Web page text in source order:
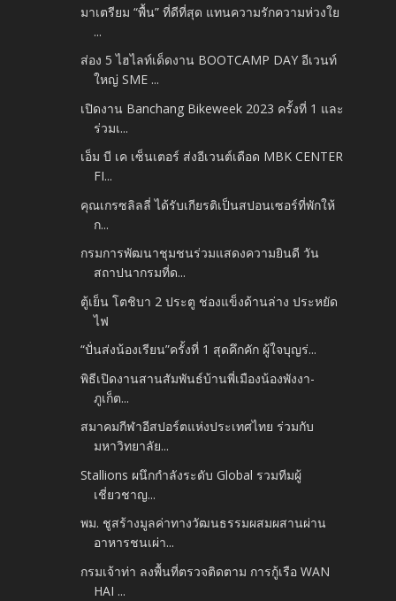
มาเตรียม “พื้น” ที่ดีที่สุด แทนความรักความห่วงใย
...
ส่อง 5 ไฮไลท์เด็ดงาน BOOTCAMP DAY อีเวนท์
ใหญ่ SME ...
เปิดงาน Banchang Bikeweek 2023 ครั้งที่ 1 และ
ร่วมเ...
เอ็ม บี เค เซ็นเตอร์ ส่งอีเวนต์เดือด MBK CENTER
FI...
คุณเกรซลิลลี่ ได้รับเกียรติเป็นสปอนเซอร์ที่พักให้
ก...
กรมการพัฒนาชุมชนร่วมแสดงความยินดี วัน
สถาปนากรมที่ด...
ตู้เย็น โตชิบา 2 ประตู ช่องแข็งด้านล่าง ประหยัด
ไฟ
“ปั่นส่งน้องเรียน”ครั้งที่ 1 สุดคึกคัก ผู้ใจบุญร่...
พิธีเปิดงานสานสัมพันธ์บ้านพี่เมืองน้องพังงา-
ภูเก็ต...
สมาคมกีฬาอีสปอร์ตแห่งประเทศไทย ร่วมกับ
มหาวิทยาลัย...
Stallions ผนึกกำลังระดับ Global รวมทีมผู้
เชี่ยวชาญ...
พม. ชูสร้างมูลค่าทางวัฒนธรรมผสมผสานผ่าน
อาหารชนเผ่า...
กรมเจ้าท่า ลงพื้นที่ตรวจติดตาม การกู้เรือ WAN
HAI ...